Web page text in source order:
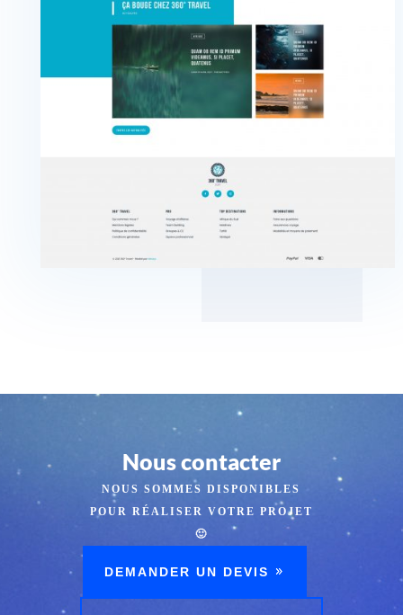
Nous contacter
NOUS SOMMES DISPONIBLES
POUR RÉALISER VOTRE PROJET
🙂
DEMANDER UN DEVIS